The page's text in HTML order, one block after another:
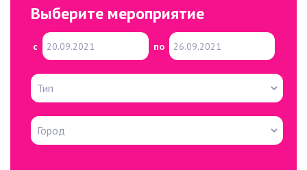
Выберите мероприятие
с по